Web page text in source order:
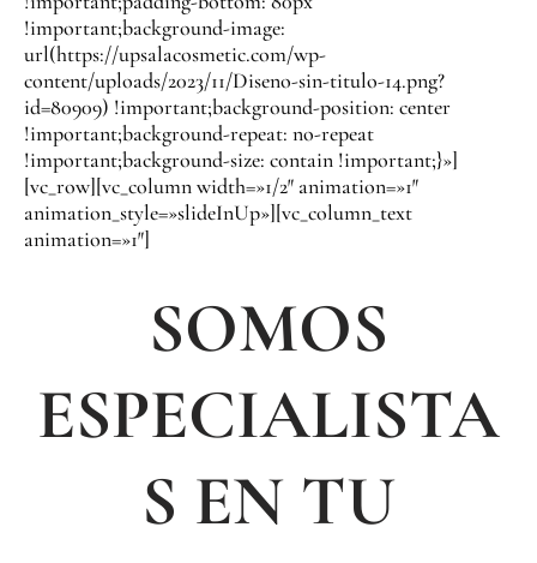
!important;background-image:
url(https://upsalacosmetic.com/wp-
content/uploads/2023/11/Diseno-sin-titulo-14.png?
id=80909) !important;background-position: center
!important;background-repeat: no-repeat
!important;background-size: contain !important;}»]
[vc_row][vc_column width=»1/2″ animation=»1″
animation_style=»slideInUp»][vc_column_text
animation=»1″]
SOMOS
ESPECIALISTA
S EN TU